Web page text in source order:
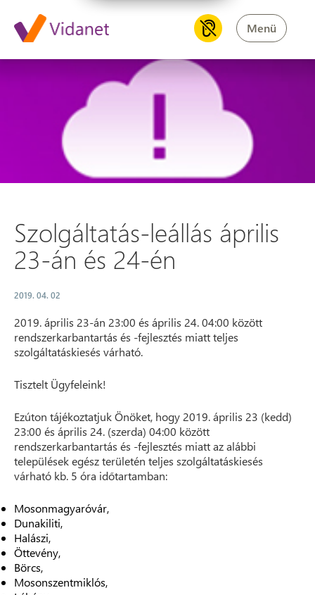
Menü
Szolgáltatás-leállás április
Szolgáltatás-leállás április
23-án és 24-én
2019. 04. 02
2019. április 23-án 23:00 és április 24. 04:00 között
rendszerkarbantartás és -fejlesztés miatt teljes
szolgáltatáskiesés várható.
Tisztelt Ügyfeleink!
Ezúton tájékoztatjuk Önöket, hogy 2019. április 23 (kedd)
23:00 és április 24. (szerda) 04:00 között
rendszerkarbantartás és -fejlesztés miatt az alábbi
települések egész területén teljes szolgáltatáskiesés
várható kb. 5 óra időtartamban:
Mosonmagyaróvár,
Dunakiliti,
Halászi,
Öttevény,
Börcs,
Mosonszentmiklós,